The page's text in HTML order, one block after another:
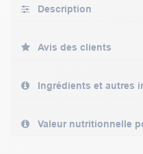
Description
Avis des clients
Ingrédients et autres
Valeur nutritionnelle